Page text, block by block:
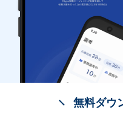
無料ダウ